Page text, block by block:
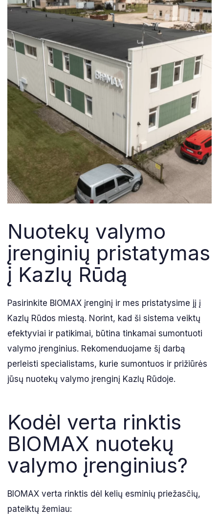
Nuotekų valymo
įrenginių pristatymas
į Kazlų Rūdą
Pasirinkite BIOMAX įrenginį ir mes pristatysime jį į
Kazlų Rūdos miestą. Norint, kad ši sistema veiktų
efektyviai ir patikimai, būtina tinkamai sumontuoti
valymo įrenginius. Rekomenduojame šį darbą
perleisti specialistams, kurie sumontuos ir prižiūrės
jūsų nuotekų valymo įrenginį Kazlų Rūdoje.
Kodėl verta rinktis
BIOMAX nuotekų
valymo įrenginius?
BIOMAX verta rinktis dėl kelių esminių priežasčių,
pateiktų žemiau: